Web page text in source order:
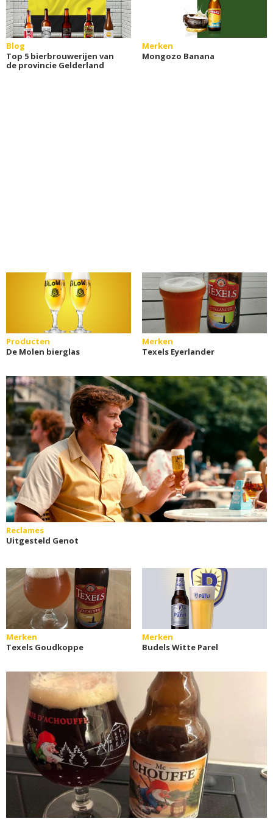
Blog
Top 5 bierbrouwerijen van
de provincie Gelderland
Merken
Mongozo Banana
Producten
De Molen bierglas
Merken
Texels Eyerlander
Reclames
Uitgesteld Genot
Merken
Texels Goudkoppe
Merken
Budels Witte Parel